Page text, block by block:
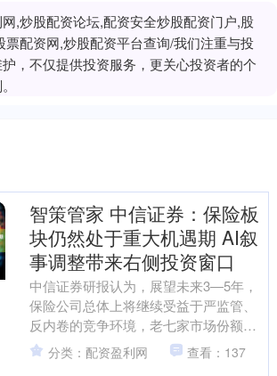
,炒股配资论坛,配资安全炒股配资门户,股
票配资网,炒股配资平台查询/我们注重与投
，不仅提供投资服务，更关心投资者的个
智策管家 中信证券：保险板
块仍然处于重大机遇期 AI叙
事调整带来右侧投资窗口
中信证券研报认为，展望未来3—5年，
保险公司总体上将继续受益于严监管、
反内卷的竞争环境，老七家市场份额有
望继续集中；在低利率环境下，储蓄存
款向保险公司迁移，是银....
分类：配资盈利网 查看：137